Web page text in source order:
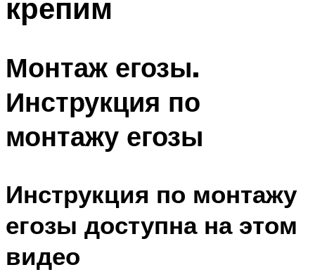
крепим
Монтаж егозы.
Инструкция по
монтажу егозы
Инструкция по монтажу
егозы доступна на этом
видео